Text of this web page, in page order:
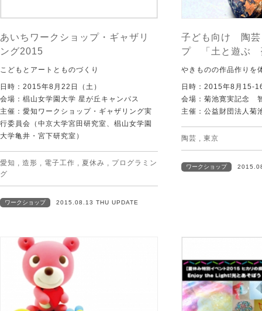
あいちワークショップ・ギャザリ
ング2015
こどもとアートとものづくり
日時：2015年8月22日（土）
会場：椙山女学園大学 星が丘キャンパス
主催：愛知ワークショップ・ギャザリング実
行委員会（中京大学宮田研究室、椙山女学園
大学亀井・宮下研究室）
愛知 , 造形 , 電子工作 , 夏休み , プログラミン
グ
ワークショップ 2015.08.13 THU UPDATE
子ども向け 陶芸
プ 「土と遊ぶ
やきものの作品作りを
日時：2015年8月15-
会場：菊池寛実記念
主催：公益財団法人菊
陶芸 , 東京
ワークショップ